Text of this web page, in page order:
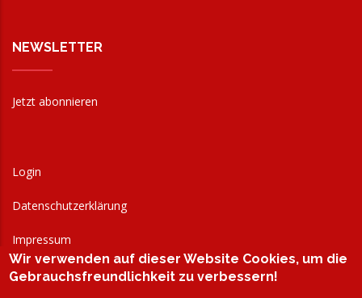
NEWSLETTER
Jetzt abonnieren
Login
Datenschutzerklärung
Impressum
AGB
Wir verwenden auf dieser Website Cookies, um die
Gebrauchsfreundlichkeit zu verbessern!